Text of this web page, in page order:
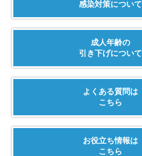
感染対策について
成人年齢の
引き下げについて
よくある質問は
こちら
お役立ち情報は
こちら